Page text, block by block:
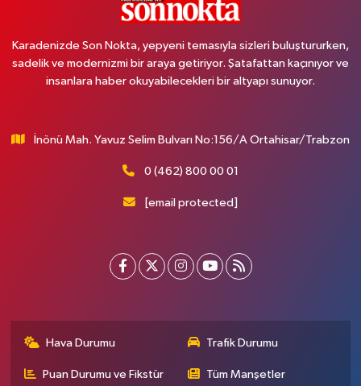
Karadenizde Son Nokta, yepyeni temasıyla sizleri buluştururken,
sadelik ve modernizmi bir araya getiriyor. Şatafattan kaçınıyor ve
insanlara haber okuyabilecekleri bir altyapı sunuyor.
İnönü Mah. Yavuz Selim Bulvarı No:156/A Ortahisar/Trabzon
0 (462) 800 00 01
[email protected]
Hava Durumu Trafik Durumu
Puan Durumu ve Fikstür Tüm Manşetler